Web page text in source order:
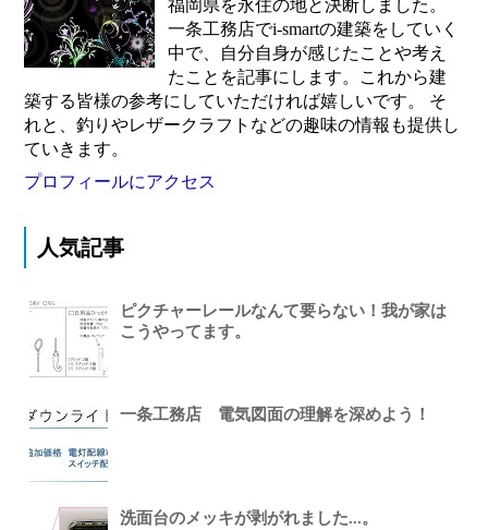
福岡県を永住の地と決断しました。
一条工務店でi-smartの建築をしていく
中で、自分自身が感じたことや考え
たことを記事にします。これから建
築する皆様の参考にしていただければ嬉しいです。 そ
れと、釣りやレザークラフトなどの趣味の情報も提供し
ていきます。
プロフィールにアクセス
人気記事
ピクチャーレールなんて要らない！我が家は
こうやってます。
一条工務店 電気図面の理解を深めよう！
洗面台のメッキが剥がれました...。